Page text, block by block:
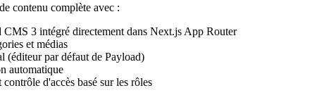
contenu complète avec :
CMS 3 intégré directement dans Next.js App Router
et médias
(éditeur par défaut de Payload)
automatique
d'accès basé sur les rôles